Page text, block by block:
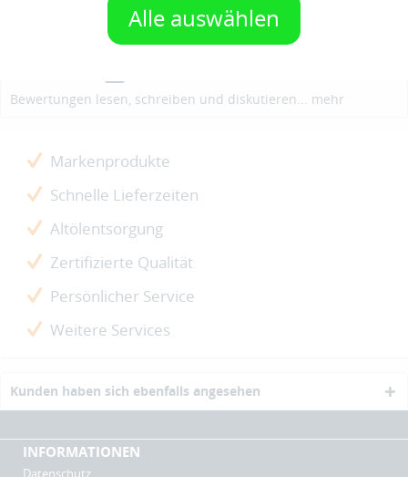
Alle auswählen
Die Produkte der Mobilmet 420-Reihe sind vielseitig
einsetzbare Hochleistungsschneidöle. Sie... mehr
Bewertungen lesen, schreiben und diskutieren... mehr
Markenprodukte
Schnelle Lieferzeiten
Altölentsorgung
Zertifizierte Qualität
Persönlicher Service
Weitere Services
Kunden haben sich ebenfalls angesehen
INFORMATIONEN
Datenschutz